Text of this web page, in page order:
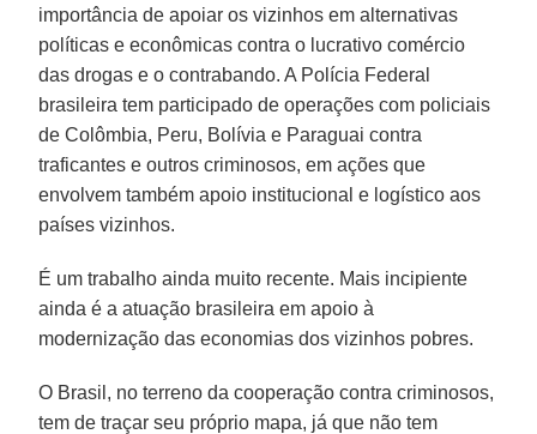
importância de apoiar os vizinhos em alternativas
políticas e econômicas contra o lucrativo comércio
das drogas e o contrabando. A Polícia Federal
brasileira tem participado de operações com policiais
de Colômbia, Peru, Bolívia e Paraguai contra
traficantes e outros criminosos, em ações que
envolvem também apoio institucional e logístico aos
países vizinhos.
É um trabalho ainda muito recente. Mais incipiente
ainda é a atuação brasileira em apoio à
modernização das economias dos vizinhos pobres.
O Brasil, no terreno da cooperação contra criminosos,
tem de traçar seu próprio mapa, já que não tem